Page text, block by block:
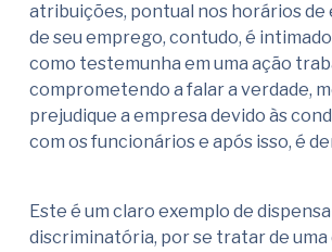
atribuições, pontual nos horários de
de seu emprego, contudo, é
como testemunha em uma ação
comprometendo a falar a verdade,
prejudique a empresa devido às
com os funcionários e após isso, é
Este é um claro exemplo de dispensa
discriminatória, por se tratar de uma